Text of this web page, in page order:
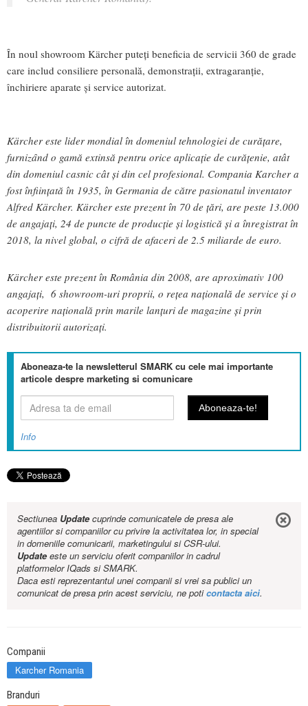
În noul showroom Kärcher puteți beneficia de servicii 360 de grade
care includ consiliere personală, demonstrații, extragaranție,
închiriere aparate și service autorizat.
Kärcher este lider mondial în domeniul tehnologiei de curăţare,
furnizȃnd o gamă extinsă pentru orice aplicaţie de curățenie, atât
din domeniul casnic cât și din cel profesional. Compania Karcher a
fost înființată în 1935, în Germania de către pasionatul inventator
Alfred Kärcher. Kärcher este prezent în 70 de țări, are peste 13.000
de angajați, 24 de puncte de producție și logistică și a înregistrat în
2018, la nivel global, o cifră de afaceri de 2.5 miliarde de euro.
Kärcher este prezent în România din 2008, are aproximativ 100
angajaţi, 6 showroom-uri proprii, o rețea națională de service și o
acoperire națională prin marile lanțuri de magazine și prin
distribuitorii autorizați.
Aboneaza-te la newsletterul SMARK cu cele mai importante
articole despre marketing si comunicare
Info
Sectiunea Updatecuprinde comunicatele de presa ale
agentiilor si companiilor cu privire la activitatea lor, in special
in domeniile comunicarii, marketingului si CSR-ului.
Updateeste un serviciu oferit companiilor in cadrul
platformelor IQads si SMARK.
Daca esti reprezentantul unei companii si vrei sa publici un
comunicat de presa prin acest serviciu, ne poticontacta aici.
Companii
Karcher Romania
Branduri